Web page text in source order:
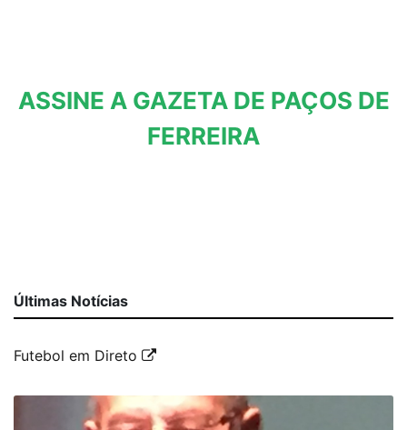
ASSINE A GAZETA DE PAÇOS DE
FERREIRA
Últimas Notícias
Futebol em Direto